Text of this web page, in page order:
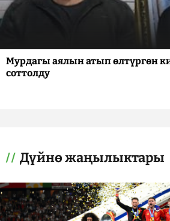
Мурдагы аялын атып өлтүргөн
соттолду
Дүйнө жаңылыктары